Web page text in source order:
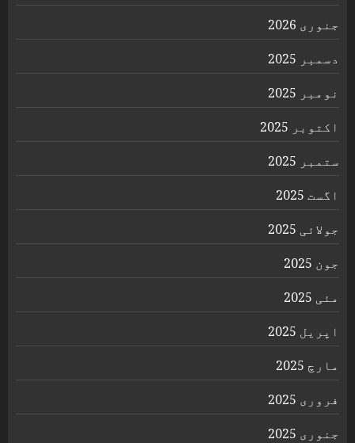
جنوری 2026
دسمبر 2025
نومبر 2025
اکتوبر 2025
ستمبر 2025
اگست 2025
جولائی 2025
جون 2025
مئی 2025
اپریل 2025
مارچ 2025
فروری 2025
جنوری 2025